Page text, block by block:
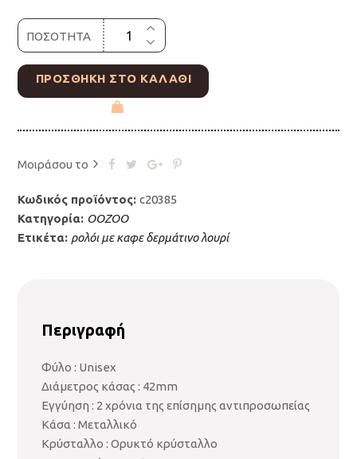
was:
€85.00.
τιμή
είναι:
€76.00.
ΠΟΣΟΤΗΤΑ
ΠΡΟΣΘΉΚΗ ΣΤΟ ΚΑΛΆΘΙ
Μοιράσου το
Κωδικός προϊόντος:c20385
Κατηγορία: OOZOO
Ετικέτα: ρολόι με καφε δερμάτινο λουρί
Περιγραφή
Φύλο : Unisex
Διάμετρος κάσας : 42mm
Εγγύηση : 2 χρόνια της επίσημης αντιπροσωπείας
Κάσα : Μεταλλικό
Κρύσταλλο : Ορυκτό κρύσταλλο